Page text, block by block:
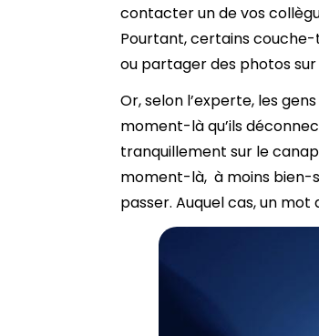
contacter un de vos
Pourtant, certains
ou partager des photos
Or, selon l’experte, les
moment-là qu’ils
tranquillement sur le
moment-là, à moins bien-
passer. Auquel cas, un mot